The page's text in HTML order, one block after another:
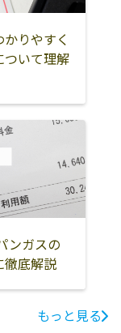
りやすく
ついて理解
ンガスの
徹底解説
もっと見る